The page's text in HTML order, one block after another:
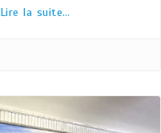
Lire la suite…